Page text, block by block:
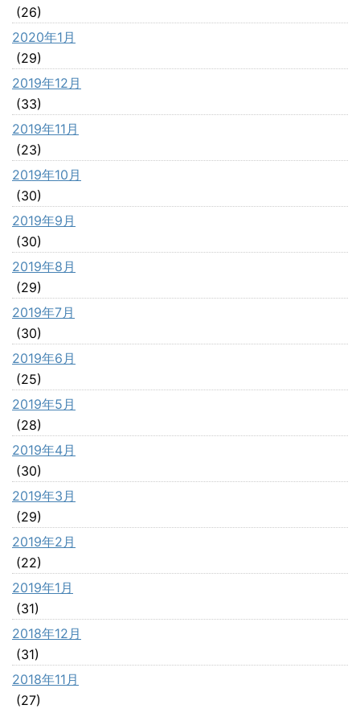
(26)
2020年1月
(29)
2019年12月
(33)
2019年11月
(23)
2019年10月
(30)
2019年9月
(30)
2019年8月
(29)
2019年7月
(30)
2019年6月
(25)
2019年5月
(28)
2019年4月
(30)
2019年3月
(29)
2019年2月
(22)
2019年1月
(31)
2018年12月
(31)
2018年11月
(27)